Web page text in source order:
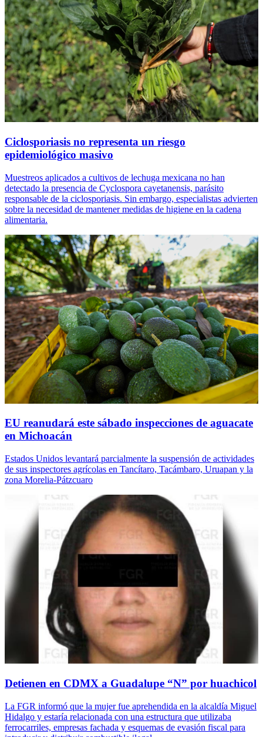
Ciclosporiasis no representa un riesgo
epidemiológico masivo
Muestreos aplicados a cultivos de lechuga mexicana no han
detectado la presencia de Cyclospora cayetanensis, parásito
responsable de la ciclosporiasis. Sin embargo, especialistas advierten
sobre la necesidad de mantener medidas de higiene en la cadena
alimentaria.
EU reanudará este sábado inspecciones de aguacate
en Michoacán
Estados Unidos levantará parcialmente la suspensión de actividades
de sus inspectores agrícolas en Tancítaro, Tacámbaro, Uruapan y la
zona Morelia-Pátzcuaro
Detienen en CDMX a Guadalupe “N” por huachicol
La FGR informó que la mujer fue aprehendida en la alcaldía Miguel
Hidalgo y estaría relacionada con una estructura que utilizaba
ferrocarriles, empresas fachada y esquemas de evasión fiscal para